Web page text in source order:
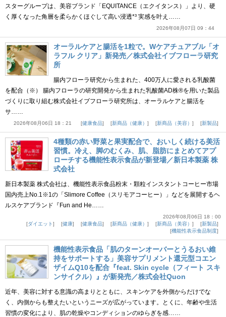
スターグループは、美容ブランド「EQUITANCE（エクイタンス）」より、硬
く厚くなった角層を柔らかくほぐして高い浸透*³ 実感を叶え……
2026年08月07日 09：44
オーラルケアと腸活を1粒で。Wケアチュアブル「オ
ラフル クリア」新発売／株式会社イブフローラ研究
所
腸内フローラ研究から生まれた、400万人に愛される乳酸菌
を配合（※） 腸内フローラの研究開発から生まれた乳酸菌AD株®を用いた製品
づくりに取り組む株式会社イブフローラ研究所は、オーラルケアと腸活を
サ……
2026年08月06日 18：21 健康食品 新商品（健康） 新商品（美容） 新製品
4種類の赤い野菜と果実配合で、おいしく続ける美活
習慣。冷え、脚のむくみ、肌、脂肪にまとめてアプ
ローチする機能性表示食品が新登場／新日本製薬 株
式会社
新日本製薬 株式会社は、機能性表示食品粉末・顆粒インスタントコーヒー市場
国内売上No.1※1の「Slimore Coffee（スリモアコーヒー）」などを展開するヘ
ルスケアブランド『Fun and He……
2026年08月06日 18：00
ダイエット
健康 健康食品 新商品（健康） 新商品（美容）
新製品
機能性表示食品制度
機能性表示食品「肌のターンオーバーとうるおい維
持をサポートする」美容サプリメント還元型コエン
ザイムQ10を配合『feat. Skin cycle（フィート スキ
ンサイクル）』が新発売／株式会社Quon
近年、美容に対する意識の高まりとともに、スキンケアを外側からだけでな
く、内側からも整えたいというニーズが広がっています。とくに、年齢や生活
習慣の変化により、肌の乾燥やコンディションのゆらぎを感……